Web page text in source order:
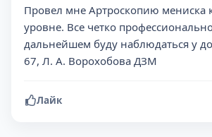
Провел мне Артроскопию мениска
уровне. Все четко
дальнейшем буду наблюдаться у
67, Л. А. Ворохобова ДЗМ
Лайк